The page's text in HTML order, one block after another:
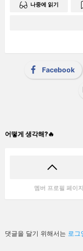
나중에 읽기
Facebook
어떻게 생각해?🔥
멤버 프로필 페이
답
글
댓글을 달기 위해서는 로그